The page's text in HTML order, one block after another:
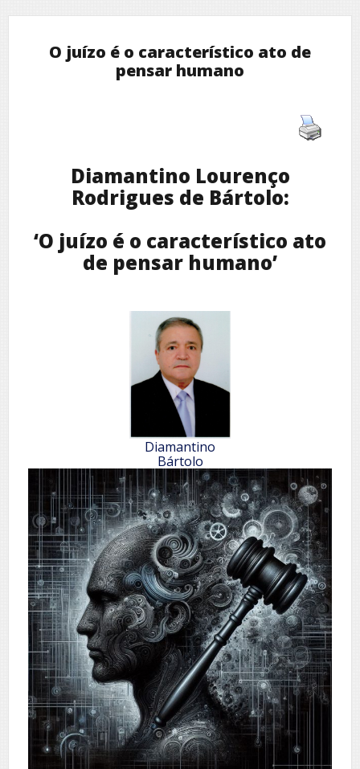
O juízo é o característico ato de
pensar humano
Diamantino Lourenço
Rodrigues de Bártolo:
‘O juízo é o característico ato
de pensar humano’
Diamantino
Bártolo